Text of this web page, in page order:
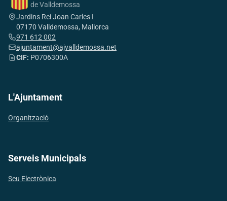
de Valldemossa
Jardins Rei Joan Carles I
07170 Valldemossa, Mallorca
971 612 002
ajuntament@ajvalldemossa.net
CIF: P0706300A
L'Ajuntament
Organització
Serveis Municipals
Seu Electrònica